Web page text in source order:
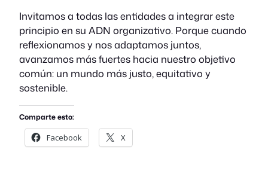
Invitamos a todas las entidades a integrar este
principio en su ADN organizativo. Porque cuando
reflexionamos y nos adaptamos juntos,
avanzamos más fuertes hacia nuestro objetivo
común: un mundo más justo, equitativo y
sostenible.
Comparte esto:
Facebook X